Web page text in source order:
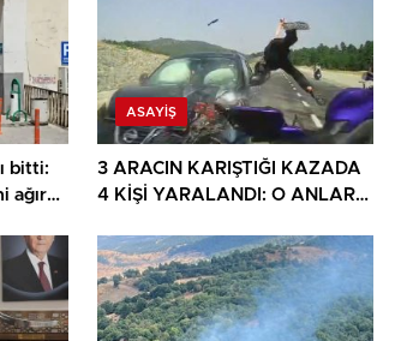
bitti:
ağır
ASAYIŞ
3 ARACIN KARIŞTIĞI KAZADA
4 KİŞİ YARALANDI: O ANLAR